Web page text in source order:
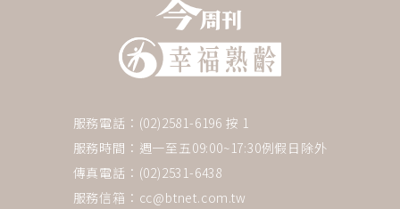
服務電話：(02)2581-6196 按 1
服務時間：週一至五09:00~17:30例假日除外
傳真電話：(02)2531-6438
服務信箱： cc@btnet.com.tw